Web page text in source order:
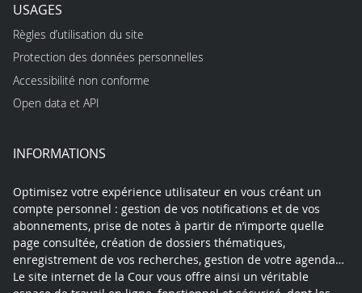
USAGES
Règles d’utilisation du site
Protection des données personnelles
Accessibilité non conforme
Open data et API
INFORMATIONS
Optimisez votre expérience utilisateur en vous créant un
compte personnel : gestion de vos notifications et de vos
abonnements, prise de notes à partir de n’importe quelle
page consultée, création de dossiers thématiques,
enregistrement de vos recherches, gestion de votre agenda…
Le site internet de la Cour vous offre ainsi un véritable